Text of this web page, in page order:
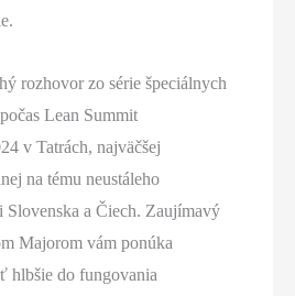
rozhovor zo série špeciálnych
Lean Summit
v Tatrách, najväčšej
na tému neustáleho
Slovenska a Čiech. Zaujímavý
Majorom vám ponúka
hlbšie do fungovania